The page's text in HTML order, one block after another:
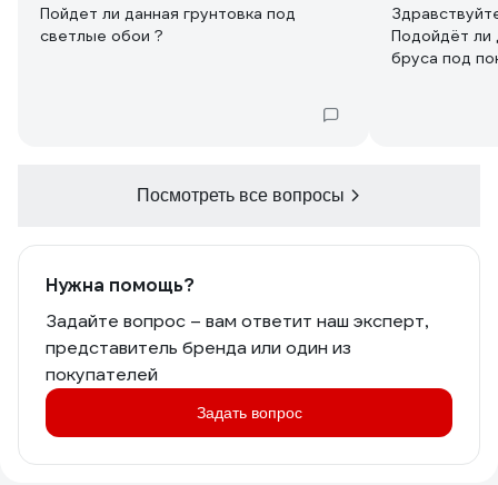
Пойдет ли данная грунтовка под
светлые обои ?
Подойдёт ли
Посмотреть все вопросы
Нужна помощь?
Задайте вопрос – вам ответит наш эксперт,
представитель бренда или один из
покупателей
Задать вопрос